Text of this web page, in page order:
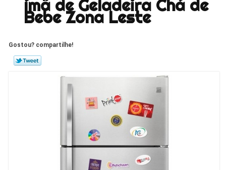
ímã de Geladeira Chá de
Bebe Zona Leste
Gostou? compartilhe!